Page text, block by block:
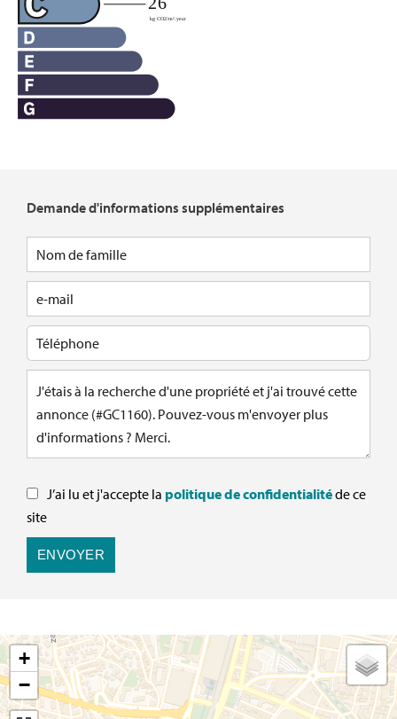
Demande d'informations supplémentaires
J’ai lu et j'accepte la politique de confidentialitéde ce
site
ENVOYER
+
−